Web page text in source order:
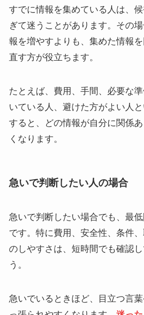
すでに情報を集めている人は、
ぎて迷うことがあります。その
報を増やすよりも、集めた情報
直す方が役立ちます。
たとえば、費用、手間、必要な
いている人、避けた方がよい人
すると、どの情報が自分に関係
くなります。
急いで判断したい人の場合
急いで判断したい場合でも、最
です。特に費用、安全性、条件
のしやすさは、短時間でも確認
う。
急いでいるときほど、目立つ言葉